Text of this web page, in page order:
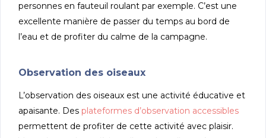
personnes en fauteuil roulant par exemple. C’est une
excellente manière de passer du temps au bord de
l’eau et de profiter du calme de la campagne.
Observation des oiseaux
L’observation des oiseaux est une activité éducative et
apaisante. Des plateformes d’observation accessibles
permettent de profiter de cette activité avec plaisir.